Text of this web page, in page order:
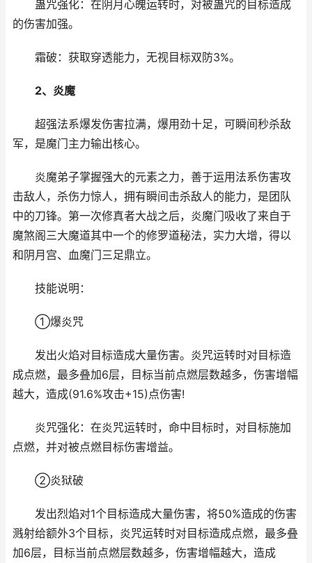
蛊咒强化：在阴月心魄运转时，对被蛊咒的目标造成
的伤害加强。
霜破：获取穿透能力，无视目标双防3%。
2、炎魔
超强法系爆发伤害拉满，爆用劲十足，可瞬间秒杀敌
军，是魔门主力输出核心。
炎魔弟子掌握强大的元素之力，善于运用法系伤害攻
击敌人，杀伤力惊人，拥有瞬间击杀敌人的能力，是团队
中的刀锋。第一次修真者大战之后，炎魔门吸收了来自于
魔煞阁三大魔道其中一个的修罗道秘法，实力大增，得以
和阴月宫、血魔门三足鼎立。
技能说明：
①爆炎咒
发出火焰对目标造成大量伤害。炎咒运转时对目标造
成点燃，最多叠加6层，目标当前点燃层数越多，伤害增幅
越大，造成(91.6%攻击+15)点伤害!
炎咒强化：在炎咒运转时，命中目标时，对目标施加
点燃，并对被点燃目标伤害增益。
②炎狱破
发出烈焰对1个目标造成大量伤害，将50%造成的伤害
溅射给额外3个目标，炎咒运转时对目标造成点燃，最多叠
加6层，目标当前点燃层数越多，伤害增幅越大，造成